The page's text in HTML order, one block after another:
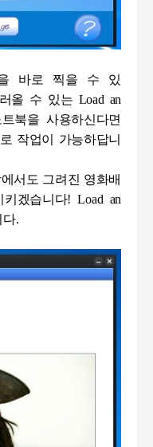
을 바로 찍을 수 있
올 수 있는 Load an
북을 사용하신다면
작업이 가능하답니
서도 그려진 영화배
겠습니다! Load an
다.